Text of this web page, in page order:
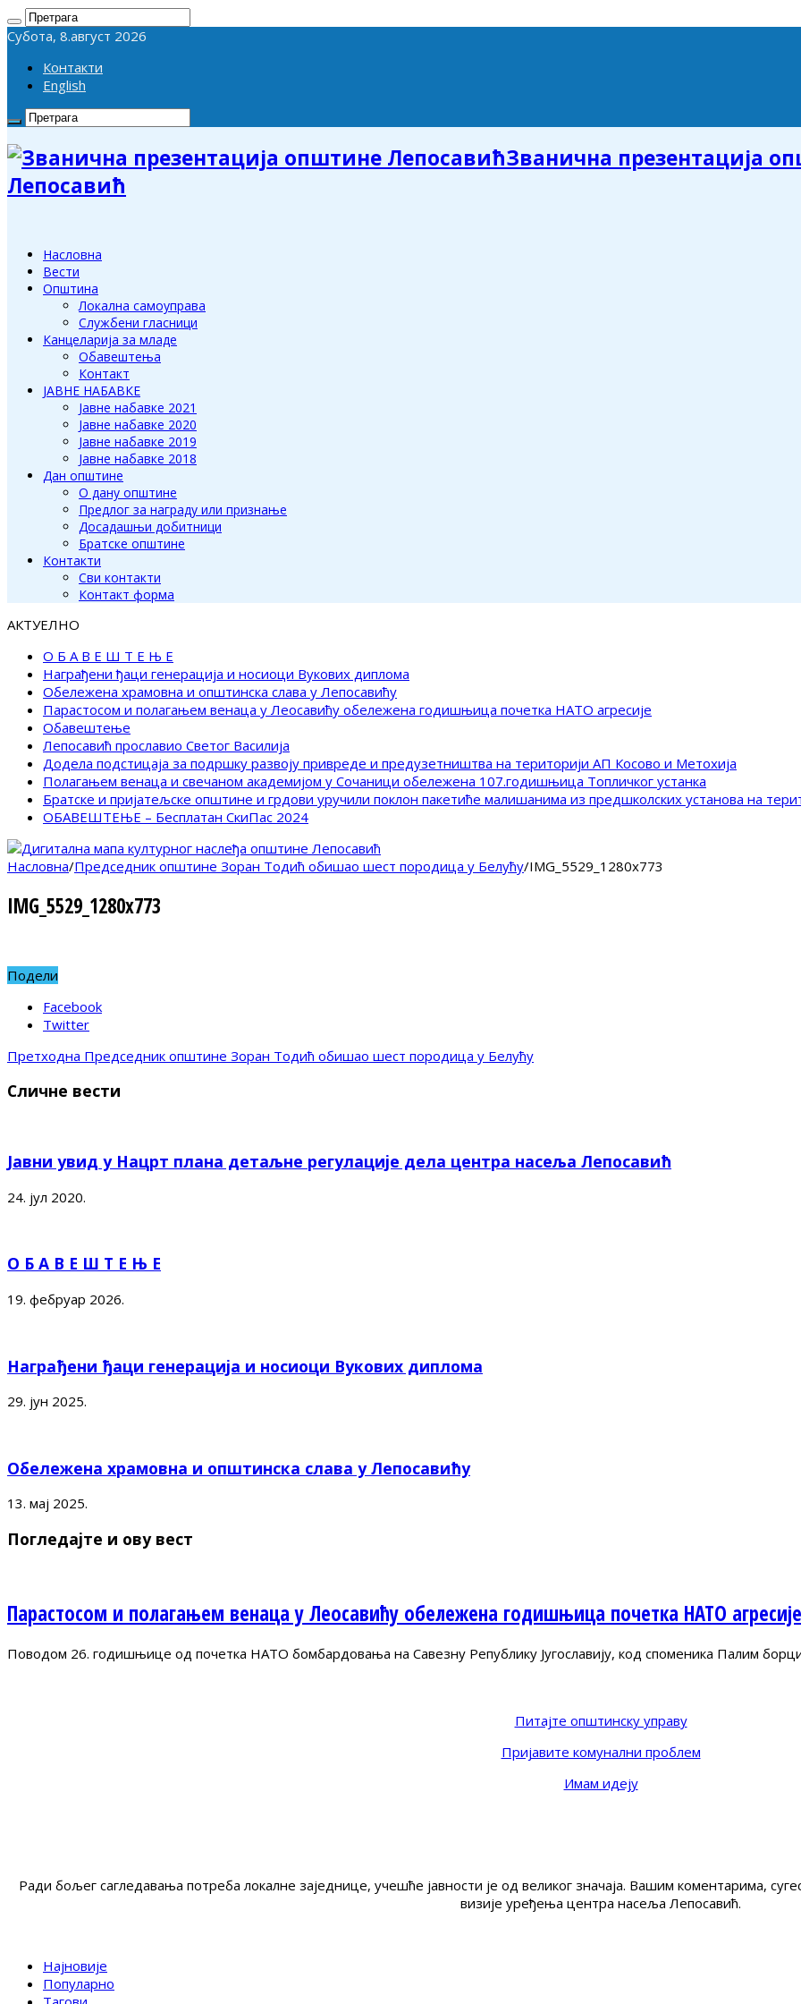
Субота, 8.август 2026
Контакти
English
Званична презентација
Лепосавић
Насловна
Вести
Општина
Локална самоуправа
Службени гласници
Канцеларија за младе
Обавештења
Контакт
ЈАВНЕ НАБАВКЕ
Јавне набавке 2021
Јавне набавке 2020
Јавне набавке 2019
Јавне набавке 2018
Дан општине
О дану општине
Предлог за награду или признање
Досадашњи добитници
Братске општине
Контакти
Сви контакти
Контакт форма
АКТУЕЛНО
О Б А В Е Ш Т Е Њ Е
Награђени ђаци генерација и носиоци Вукових диплома
Обележена храмовна и општинска слава у Лепосавићу
Парастосом и полагањем венаца у Леосавићу обележена годишњица почетка НАТО агресије
Обавештење
Лепосавић прославио Светог Василија
Додела подстицаја за подршку развоју привреде и предузетништва на територији АП Косово и Метохија
Полагањем венаца и свечаном академијом у Сочаници обележена 107.годишњица Топличког устанка
Братске и пријатељске општине и грдови уручили поклон пакетиће малишанима из предшколских установа на
ОБАВЕШТЕЊЕ – Бесплатан СкиПас 2024
Насловна/Председник општине Зоран Тодић обишао шест породица у Белућу/IMG_5529_1280x773
IMG_5529_1280x773
Подели
Facebook
Twitter
Претходна Председник општине Зоран Тодић обишао шест породица у Белућу
Сличне вести
Јавни увид у Нацрт плана детаљне регулације дела центра насеља Лепосавић
24. јул 2020.
О Б А В Е Ш Т Е Њ Е
19. фебруар 2026.
Награђени ђаци генерација и носиоци Вукових диплома
29. јун 2025.
Обележена храмовна и општинска слава у Лепосавићу
13. мај 2025.
Погледајте и ову вест
Парастосом и полагањем венаца у Леосавићу обележена годишњица почетка НАТО агресије
Поводом 26. годишњице од почетка НАТО бомбардовања на Савезну Републику Југославију, код споменика Палим
Питајте општинску управу
Пријавите комунални проблем
Имам идеју
Ради бољег сагледавања потреба локалне заједнице, учешће јавности је од великог значаја. Вашим коментарима,
визије уређења центра насеља Лепосавић.
Најновије
Популарно